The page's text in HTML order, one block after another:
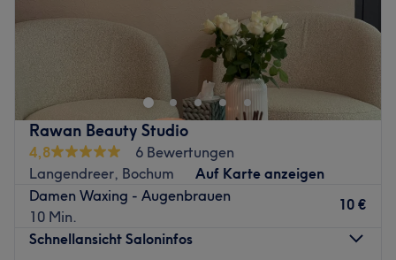
Rawan Beauty Studio
4,8
6 Bewertungen
Langendreer, Bochum
Auf Karte anzeigen
Damen Waxing - Augenbrauen
10 Min.
10 €
Schnellansicht Saloninfos